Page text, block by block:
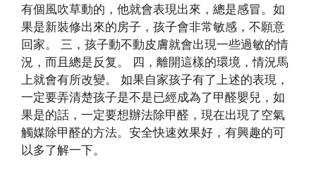
有個風吹草動的，他就會表現出來，總是感冒。如
果是新裝修出來的房子，孩子會非常敏感，不願意
回家。 三，孩子動不動皮膚就會出現一些過敏的情
況，而且總是反复。 四，離開這樣的環境，情況馬
上就會有所改變。 如果自家孩子有了上述的表現，
一定要弄清楚孩子是不是已經成為了甲醛嬰兒，如
果是的話，一定要想辦法除甲醛，現在出現了空氣
觸媒除甲醛的方法。安全快速效果好，有興趣的可
以多了解一下。